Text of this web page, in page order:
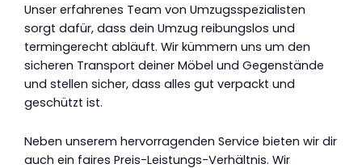
Unser erfahrenes Team von Umzugsspezialisten
sorgt dafür, dass dein Umzug reibungslos und
termingerecht abläuft. Wir kümmern uns um den
sicheren Transport deiner Möbel und Gegenstände
und stellen sicher, dass alles gut verpackt und
geschützt ist.
Neben unserem hervorragenden Service bieten wir dir
auch ein faires Preis-Leistungs-Verhältnis. Wir